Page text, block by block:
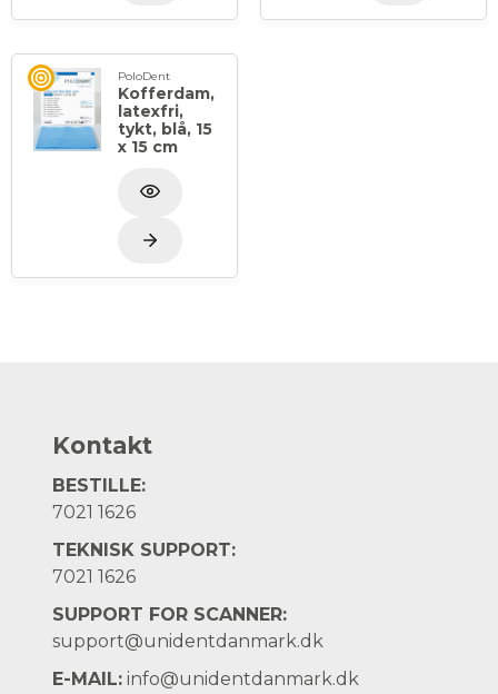
PoloDent
Kofferdam,
latexfri,
tykt, blå, 15
x 15 cm
Kontakt
BESTILLE:
7021 1626
TEKNISK SUPPORT:
7021 1626
SUPPORT FOR SCANNER:
support@unidentdanmark.dk
E-MAIL: info@unidentdanmark.dk